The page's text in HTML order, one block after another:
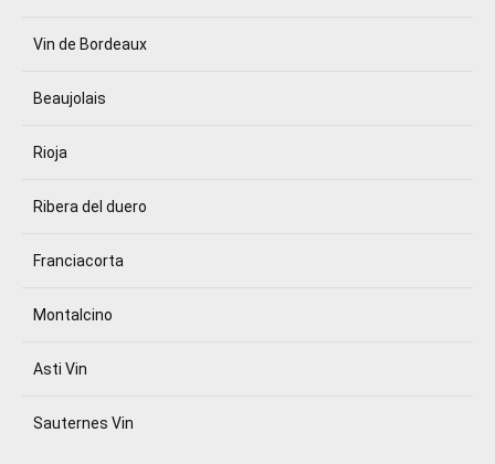
Vin de Bordeaux
Beaujolais
Rioja
Ribera del duero
Franciacorta
Montalcino
Asti Vin
Sauternes Vin